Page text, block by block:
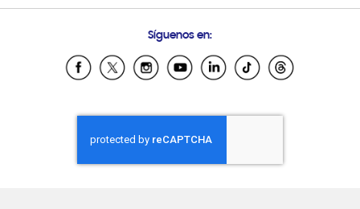
Samsung Ecuador
Samsung El Salvador
Samsung Honduras
Samsung Nicaragua
Samsung Panamá
Síguenos en: